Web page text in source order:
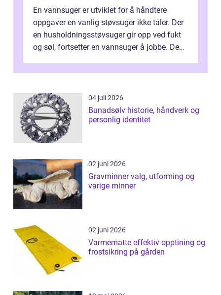
En vannsuger er utviklet for å håndtere
oppgaver en vanlig støvsuger ikke tåler. Der
en husholdningsstøvsuger gir opp ved fukt
og søl, fortsetter en vannsuger å jobbe. Den
04 juli 2026
Bunadsølv historie, håndverk og
personlig identitet
02 juni 2026
Gravminner valg, utforming og
varige minner
02 juni 2026
Varmematte effektiv opptining og
frostsikring på gården